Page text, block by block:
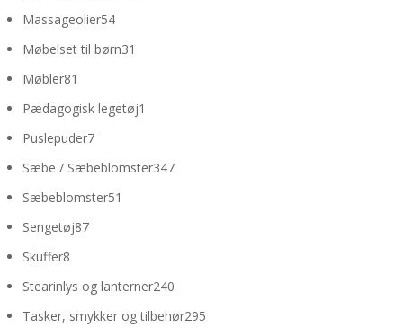
Massageolier5454
varer
Møbelset til børn31
Møbler81
varer
Pædagogisk legetøj1
Puslepuder77
varer
Sæbe / Sæbeblomster347347
Sæbeblomster51
Sengetøj8787
Skuffer8
Stearinlys og lanterner240
varer
Tasker, smykker og tilbehør295